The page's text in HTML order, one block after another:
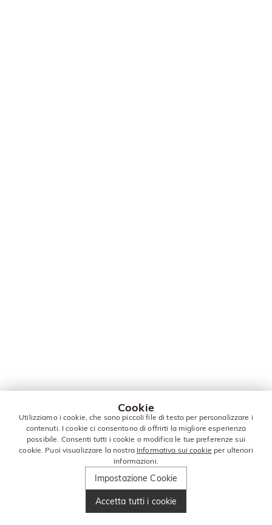
Cookie
Utilizziamo i cookie, che sono piccoli file di testo per personalizzare i
contenuti. I cookie ci consentono di offrirti la migliore esperienza
possibile. Consenti tutti i cookie o modifica le tue preferenze sui
cookie. Puoi visualizzare la nostra Informativa sui cookie per ulteriori
informazioni.
Impostazione Cookie
Accetta tutti i cookie